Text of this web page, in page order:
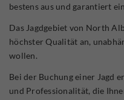
bestens aus und garantiert
Das Jagdgebiet von North
höchster Qualität an,
wollen.
Bei der Buchung einer Jagd
und Professionalität, die